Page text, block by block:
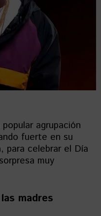
agrupación
fuerte en su
para celebrar el Día
muy
madres